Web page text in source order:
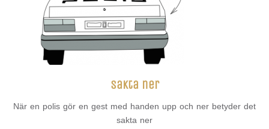
sakta ner
När en polis gör en gest med handen upp och ner betyder det
sakta ner